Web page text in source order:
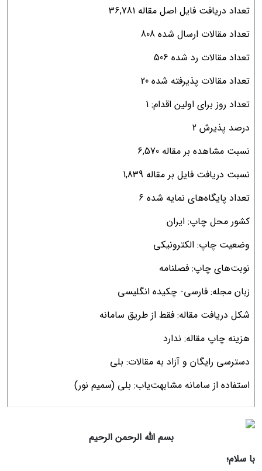
تعداد دریافت فایل اصل مقاله 36,781
تعداد مقالات ارسال شده 808
تعداد مقالات رد شده 506
تعداد مقالات پذیرفته شده 20
تعداد روز برای اولین اقدام: 1
درصد پذیرش 2
نسبت مشاهده بر مقاله 6,570
نسبت دریافت فایل بر مقاله 1,839
تعداد پایگاه‌های نمایه شده 6
کشور محل چاپ: ایران
وضعیت چاپ: الکترونیکی
نوبت‌های چاپ: فصلنامه
زبان مجله: فارسی- چکیده انگلیسی
شکل دریافت مقاله: فقط از طریق سامانه
هزینه چاپ مقاله: ندارد
دسترسی رایگان و آزاد به مقالات: بلی
استفاده از سامانه مشابهت‌یاب: بلی (سمیم نور)
بسم الله الرحمن الرحیم
با سلام؛